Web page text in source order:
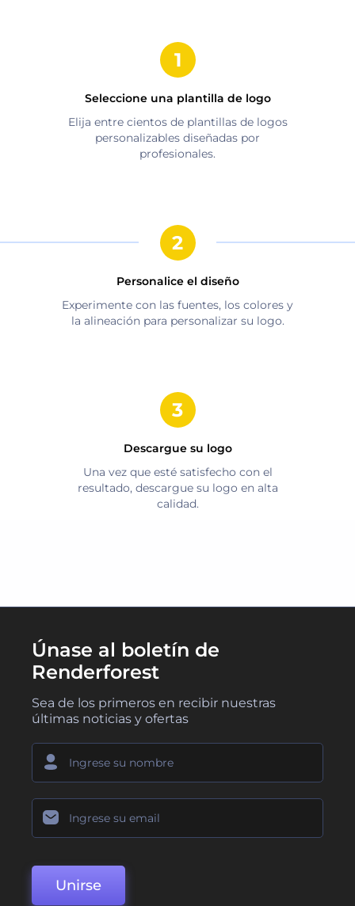
Seleccione una plantilla de logo
Elija entre cientos de plantillas de logos
personalizables diseñadas por
profesionales.
Personalice el diseño
Experimente con las fuentes, los colores y
la alineación para personalizar su logo.
Descargue su logo
Una vez que esté satisfecho con el
resultado, descargue su logo en alta
calidad.
Únase al boletín de
Renderforest
Sea de los primeros en recibir nuestras
últimas noticias y ofertas
Unirse